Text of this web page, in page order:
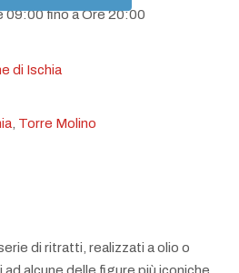
09:00 fino a Ore 20:00
di Ischia
Torre Molino
di ritratti, realizzati a olio o
alcune delle figure più iconiche